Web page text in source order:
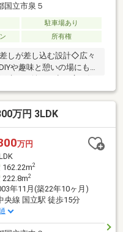
国立市泉５
駐車場あり
所有権
しが差し込む設計◇広々
や趣味と憩いの場にも◇
した和室が隣接する使い
実◇スーパーや公園、市
】見学予約システムに
日ご対応可能です。定休
りたいを叶えます。【住
機関と取引有り。お客様
頂きます。
万円 3LDK
万円
162.22m2
222.8m2
年11月(築22年10ヶ月)
央線 国立駅 徒歩15分